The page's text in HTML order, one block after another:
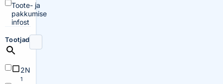
Toote- ja
pakkumise
infost
Tootjad
2N
1